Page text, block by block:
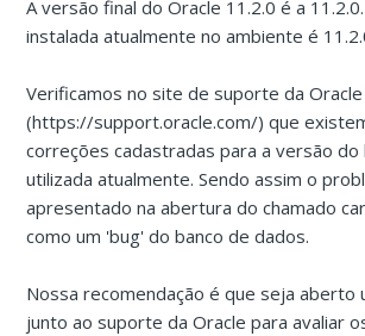
A versão final do Oracle 11.2.0 é a
instalada atualmente no ambiente é
Verificamos no site de suporte da Oracle
(https://support.oracle.com/) que
correções cadastradas para a versão do
utilizada atualmente. Sendo assim o
apresentado na abertura do chamado
como um 'bug' do banco de dados.
Nossa recomendação é que seja aberto
junto ao suporte da Oracle para avaliar